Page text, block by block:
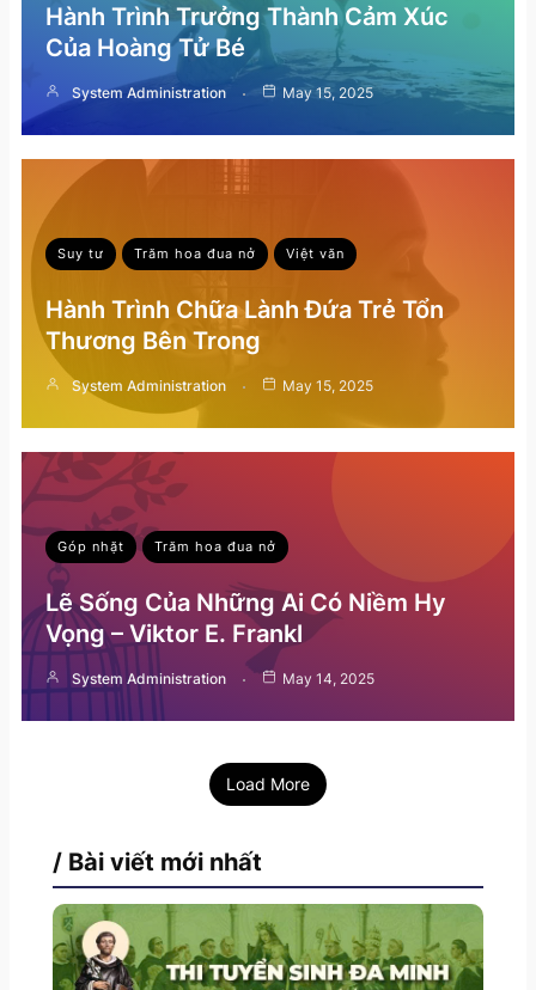
Hành Trình Trưởng Thành Cảm Xúc
Của Hoàng Tử Bé
System Administration May 15, 2025
Suy tư Trăm hoa đua nở Việt văn
Hành Trình Chữa Lành Đứa Trẻ Tổn
Thương Bên Trong
System Administration May 15, 2025
Góp nhặt Trăm hoa đua nở
Lẽ Sống Của Những Ai Có Niềm Hy
Vọng – Viktor E. Frankl
System Administration May 14, 2025
Load More
/ Bài viết mới nhất